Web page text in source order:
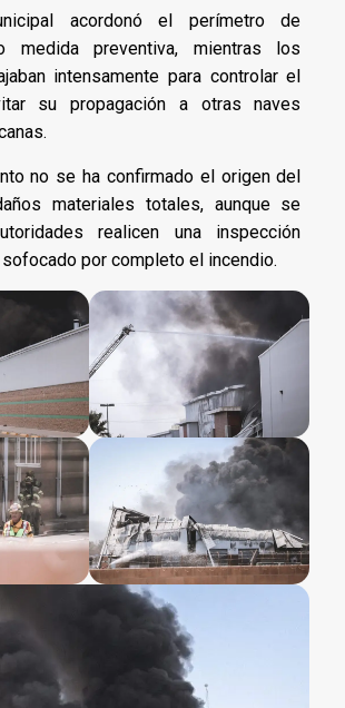
acordonó el perímetro de
medida preventiva, mientras los
intensamente para controlar el
su propagación a otras naves
no se ha confirmado el origen del
materiales totales, aunque se
realicen una inspección
por completo el incendio.